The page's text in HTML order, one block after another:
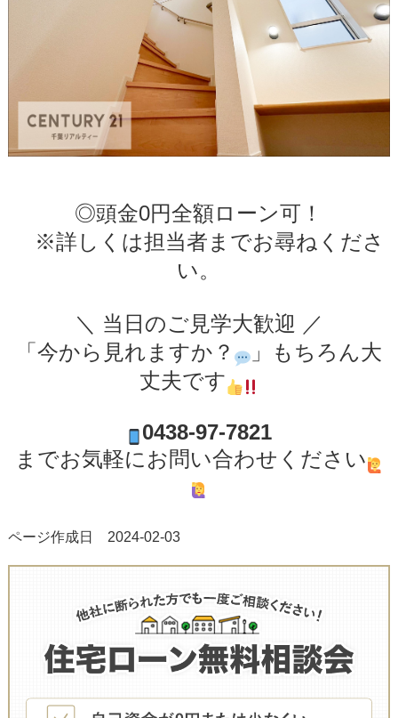
◎頭金0円全額ローン可！
※詳しくは担当者までお尋ねくださ
い。
＼ 当日のご見学大歓迎 ／
「今から見れますか？
」もちろん大
丈夫です
0438-97-7821
までお気軽にお問い合わせください
ページ作成日 2024-02-03